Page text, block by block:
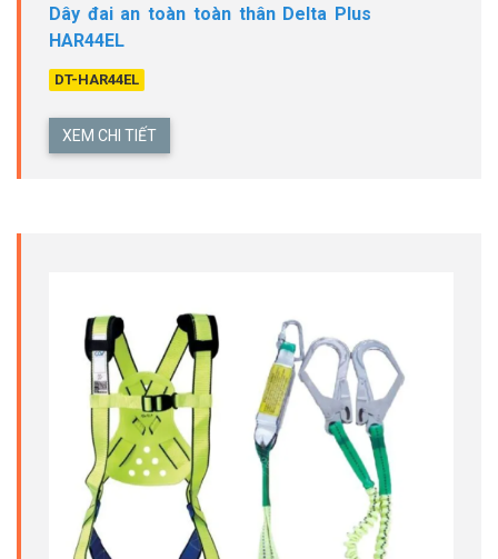
Dây đai an toàn toàn thân Delta Plus
HAR44EL
DT-HAR44EL
XEM CHI TIẾT